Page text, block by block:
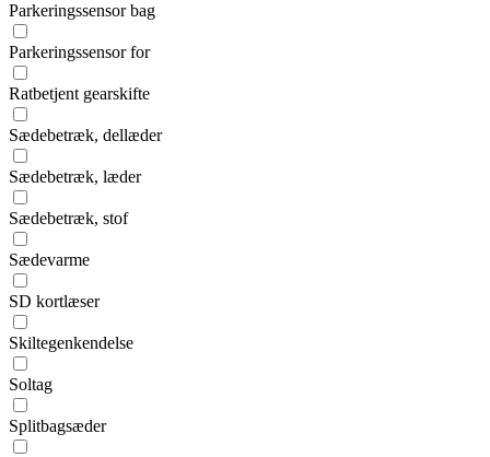
Parkeringssensor bag
Parkeringssensor for
Ratbetjent gearskifte
Sædebetræk, dellæder
Sædebetræk, læder
Sædebetræk, stof
Sædevarme
SD kortlæser
Skiltegenkendelse
Soltag
Splitbagsæder